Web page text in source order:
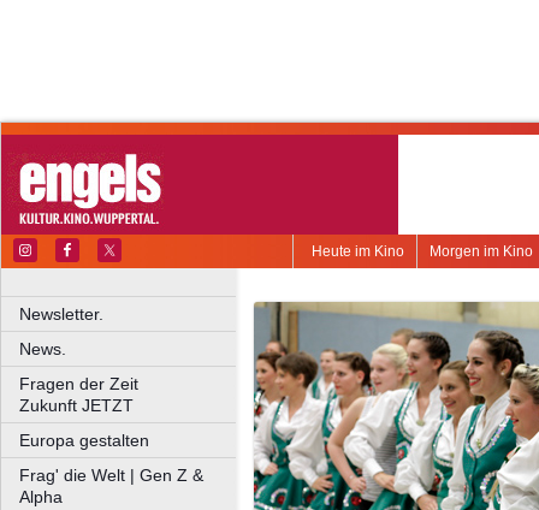
Morgen im Kino
Heute im Kino
Newsletter.
News.
Fragen der Zeit
Zukunft JETZT
Europa gestalten
Frag' die Welt | Gen Z &
Alpha